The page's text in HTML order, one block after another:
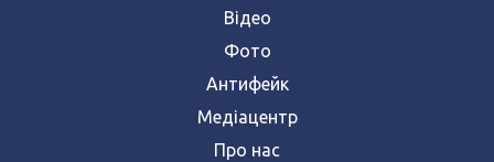
Відео
Фото
Антифейк
Медіацентр
Про нас